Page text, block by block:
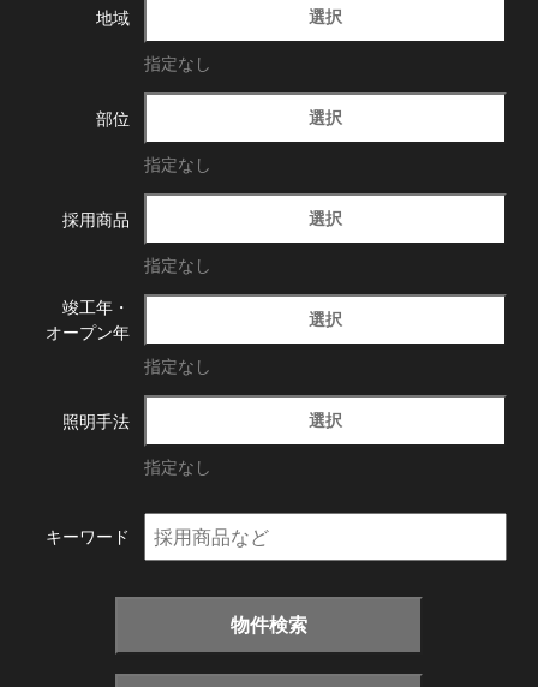
地域 選択
指定なし
部位 選択
指定なし
採用商品 選択
指定なし
竣工年・
オープン年
選択
指定なし
照明手法 選択
指定なし
キーワード
物件検索